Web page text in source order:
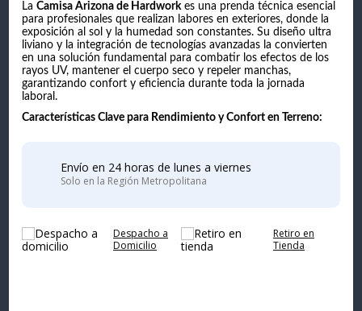
LaCamisa Arizona de Hardworkes una prenda técnica esencial
para profesionales que realizan labores en exteriores, donde la
exposición al sol y la humedad son constantes. Su diseño ultra
liviano y la integración de tecnologías avanzadas la convierten
en una solución fundamental para combatir los efectos de los
rayos UV, mantener el cuerpo seco y repeler manchas,
garantizando confort y eficiencia durante toda la jornada
laboral.
Características Clave para Rendimiento y Confort en Terreno:
Envío en 24 horas de lunes a viernes
Solo en la Región Metropolitana
Despacho a
Domicilio
Retiro en
Tienda